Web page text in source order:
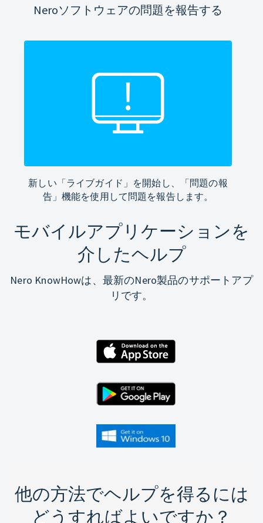
Neroソフトウェアの問題を報告する
新しい「ライブガイド」を開始し、「問題の報
告」機能を使用して問題を報告します。
モバイルアプリケーションを
介したヘルプ
Nero KnowHowは、最新のNero製品のサポートアプ
リです。
他の方法でヘルプを得るには
どうすればよいですか？